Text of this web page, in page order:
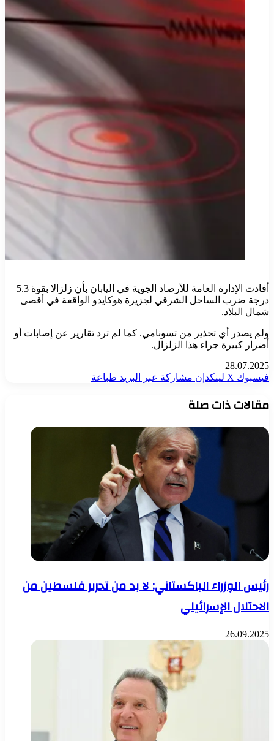
أفادت الإدارة العامة للأرصاد الجوية في اليابان بأن زلزالا بقوة 5.3
درجة ضرب الساحل الشرقي لجزيرة هوكايدو الواقعة في أقصى
شمال البلاد.
ولم يصدر أي تحذير من تسونامي. كما لم ترد تقارير عن إصابات أو
أضرار كبيرة جراء هذا الزلزال.
28.07.2025
فيسبوك ‫X لينكدإن مشاركة عبر البريد طباعة
مقالات ذات صلة
رئيس الوزراء الباكستاني: لا بد من تحرير فلسطين من
الاحتلال الإسرائيلي
26.09.2025